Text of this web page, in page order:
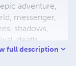
adventure,
messenger,
shadows,
death,
dealing with
full description